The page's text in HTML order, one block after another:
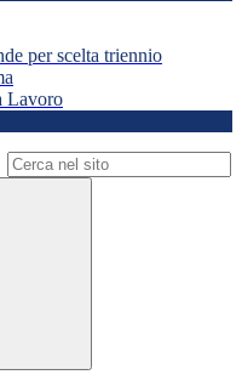
per scelta triennio
Lavoro